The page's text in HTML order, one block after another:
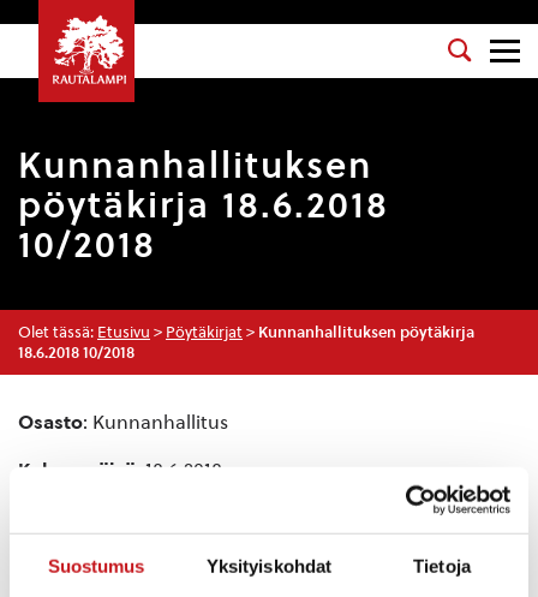
Suostumus Yksityiskohdat Tietoja
Kunnanhallituksen
pöytäkirja 18.6.2018
10/2018
Olet tässä: Etusivu > Pöytäkirjat > Kunnanhallituksen pöytäkirja
18.6.2018 10/2018
Osasto: Kunnanhallitus
Kokouspäivä : 18.6.2018
Kokouksen laillisuuden ja päätösvaltaisuuden
toteaminen